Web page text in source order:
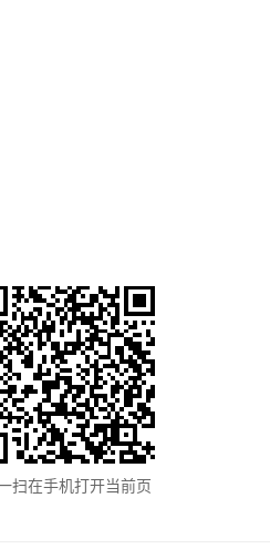
扫在手机打开当前页